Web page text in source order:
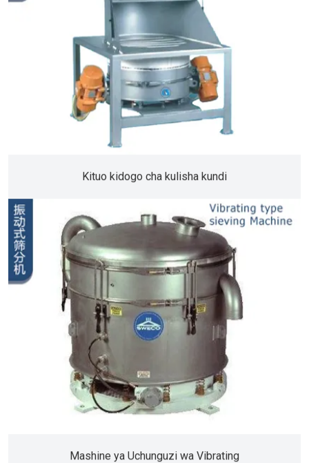
Kituo kidogo cha kulisha kundi
Mashine ya Uchunguzi wa Vibrating